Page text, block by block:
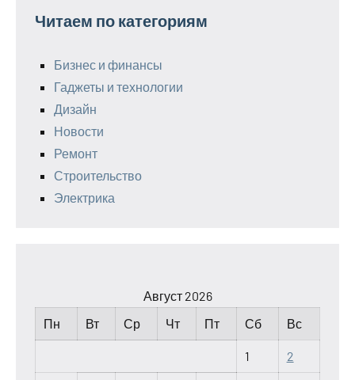
Читаем по категориям
Бизнес и финансы
Гаджеты и технологии
Дизайн
Новости
Ремонт
Строительство
Электрика
Август 2026
Пн
Вт Ср Чт Пт Сб Вс
1 2